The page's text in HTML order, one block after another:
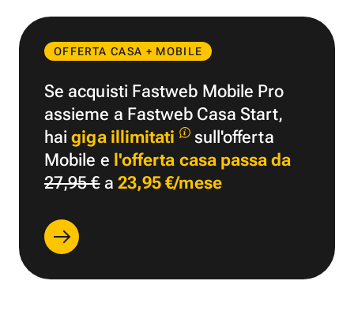
OFFERTA CASA + MOBILE
Se acquisti Fastweb Mobile Pro
assieme a Fastweb Casa Start,
haigiga illimitati
sull'offerta
Mobile e l'offerta casa passa da
27,95 €a 23,95 €/mese